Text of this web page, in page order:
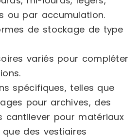
ou par accumulation.
de stockage de type
variés pour compléter
spécifiques, telles que
pour archives, des
cantilever pour matériaux
des vestiaires